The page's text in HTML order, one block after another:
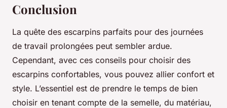
Conclusion
La quête des escarpins parfaits pour des journées
de travail prolongées peut sembler ardue.
Cependant, avec ces conseils pour choisir des
escarpins confortables, vous pouvez allier confort et
style. L’essentiel est de prendre le temps de bien
choisir en tenant compte de la semelle, du matériau,